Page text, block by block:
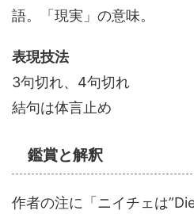
語。「現実」の意味。
表現技法
3句切れ、4句切れ
結句は体言止め
鑑賞と解釈
作者の注に「ニイチェは